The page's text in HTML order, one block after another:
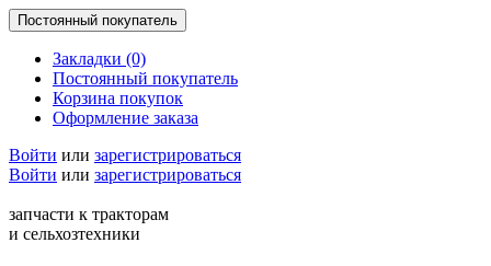
Постоянный покупатель
Закладки (0)
Постоянный покупатель
Корзина покупок
Оформление заказа
Войти или зарегистрироваться
Войти или зарегистрироваться
запчасти к тракторам
и сельхозтехники